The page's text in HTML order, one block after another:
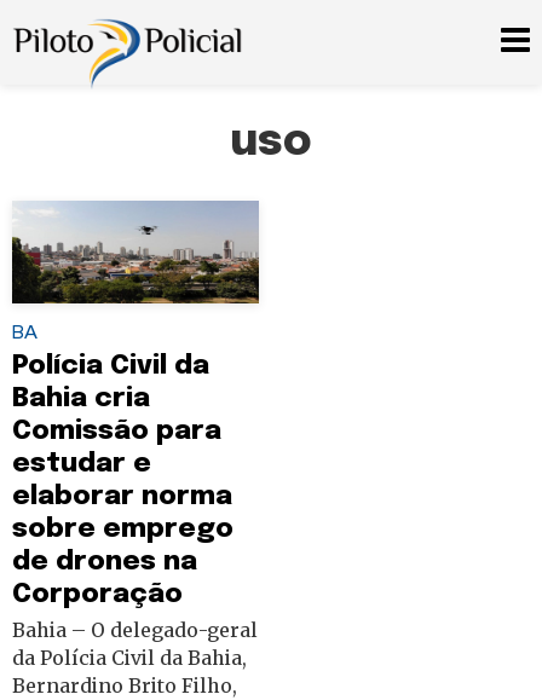
uso
BA
Polícia Civil da
Bahia cria
Comissão para
estudar e
elaborar norma
sobre emprego
de drones na
Corporação
Bahia – O delegado-geral
da Polícia Civil da Bahia,
Bernardino Brito Filho,